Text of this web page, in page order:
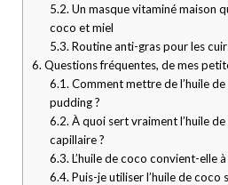
5.2. Un masque vitaminé maison
coco et miel
5.3. Routine anti-gras pour les
6. Questions fréquentes, de mes
6.1. Comment mettre de l’huile
pudding ?
6.2. À quoi sert vraiment l’huile
capillaire ?
6.3. L’huile de coco convient-elle
6.4. Puis-je utiliser l’huile de coco